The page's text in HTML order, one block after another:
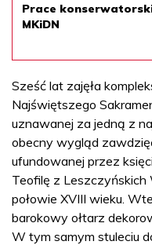
Prace
MKiDN
Sześć lat zajęła
Najświętszego
uznawanej za jedną z
obecny wygląd
ufundowanej przez
Teofilę z
połowie XVIII wieku.
barokowy ołtarz
W tym samym stuleciu